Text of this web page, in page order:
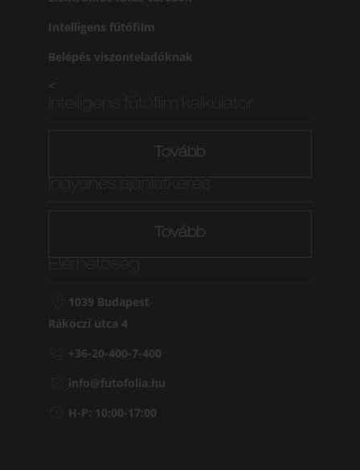
Intelligens fűtőfilm
Belépés viszonteladóknak
<
Tovább
Tovább
1039 Budapest
Rákoczi utca 4
+36-20-400-7-400
info@futofolia.hu
H-P: 10:00-17:00